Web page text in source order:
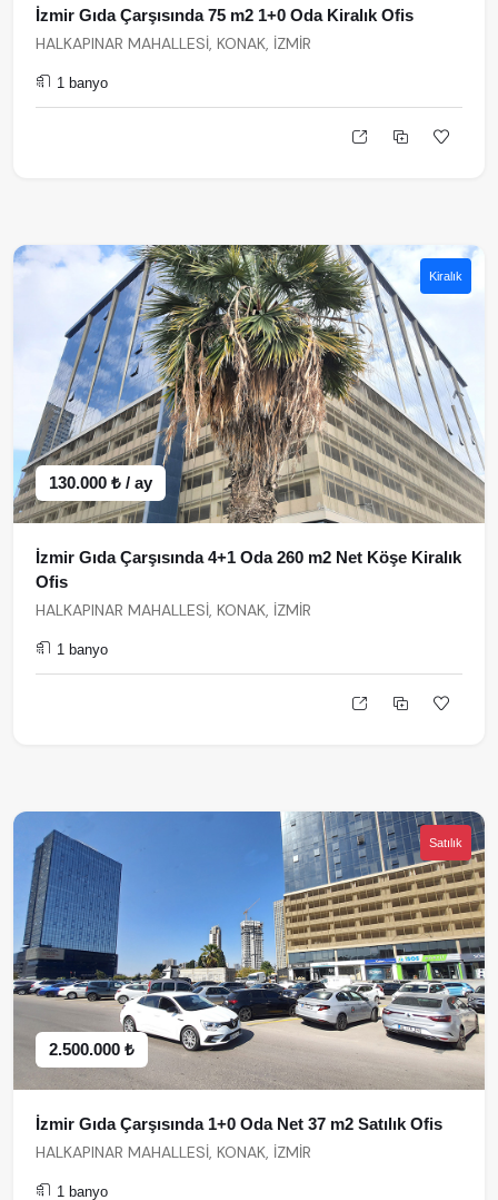
İzmir Gıda Çarşısında 75 m2 1+0 Oda Kiralık Ofis
HALKAPINAR MAHALLESİ, KONAK, İZMİR
1 banyo
Kiralık
130.000 ₺ / ay
İzmir Gıda Çarşısında 4+1 Oda 260 m2 Net Köşe Kiralık
Ofis
HALKAPINAR MAHALLESİ, KONAK, İZMİR
1 banyo
Satılık
2.500.000 ₺
İzmir Gıda Çarşısında 1+0 Oda Net 37 m2 Satılık Ofis
HALKAPINAR MAHALLESİ, KONAK, İZMİR
1 banyo